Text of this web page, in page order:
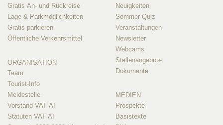
Gratis An- und Rückreise
Lage & Parkmöglichkeiten
Gratis parkieren
Öffentliche Verkehrsmittel
ORGANISATION
Team
Tourist-Info
Meldestelle
Vorstand VAT AI
Statuten VAT AI
Neuigkeiten
Sommer-Quiz
Veranstaltungen
Newsletter
Webcams
Stellenangebote
Dokumente
MEDIEN
Prospekte
Basistexte